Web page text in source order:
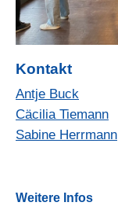
Kontakt
Antje Buck
Cäcilia Tiemann
Sabine Herrmann
Weitere Infos